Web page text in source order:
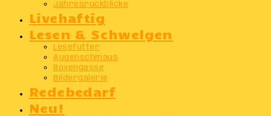
Jahresrückblicke
Livehaftig
Lesen & Schwelgen
Lesefutter
Augenschmaus
Boxengasse
Bildergalerie
Redebedarf
Neu!